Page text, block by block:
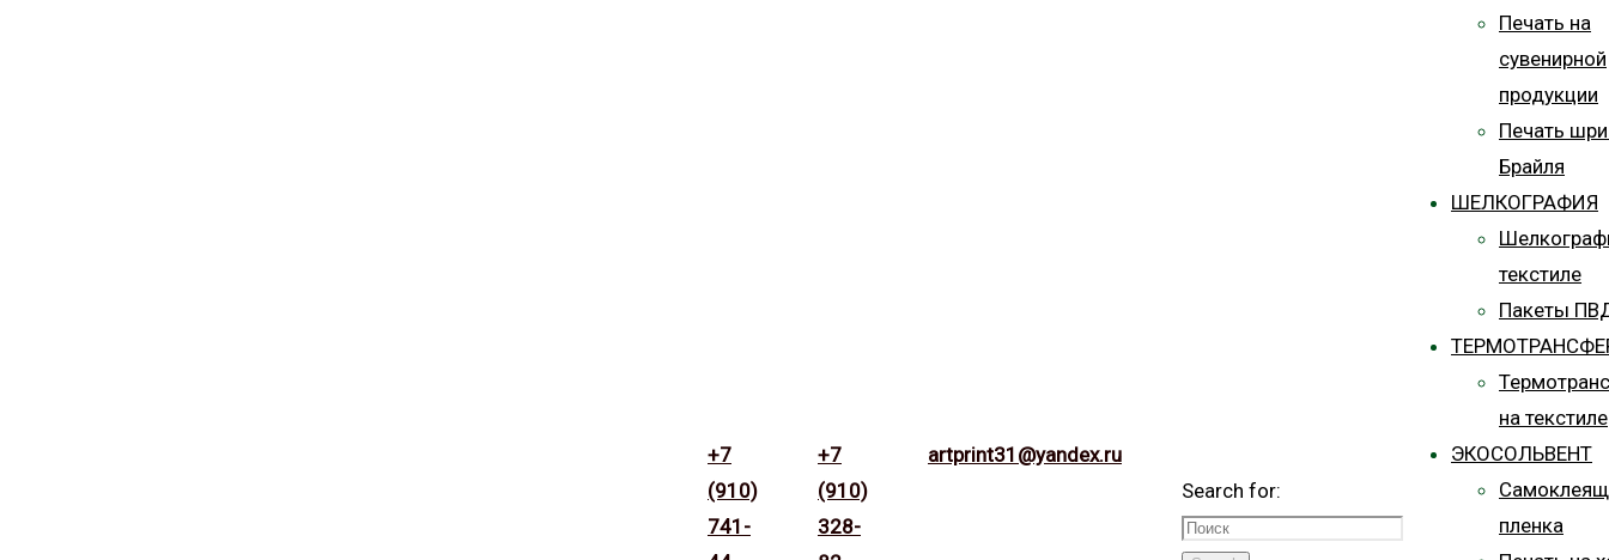
+7
(910)
741-
+7
(910)
328-
artprint31@yandex.ru
Search for:
Печать на
сувенирной
продукции
Печать
Брайля
ШЕЛКОГРАФИЯ
текстиле
Пакеты
на текстиле
ЭКОСОЛЬВЕНТ
пленка